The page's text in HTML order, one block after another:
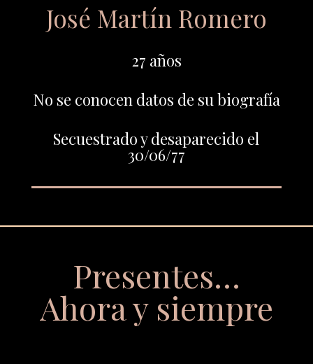
José Martín Romero
27 años
No se conocen datos de su biografía
Secuestrado y desaparecido el
30/06/77
Presentes…
Ahora y siempre